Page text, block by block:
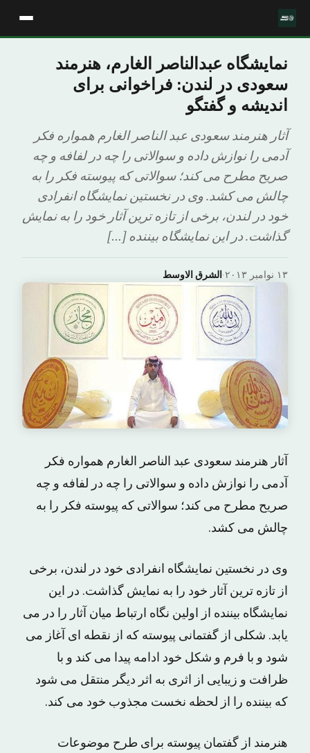
نمایشگاه عبدالناصر الغارم، هنرمند
سعودی در لندن: فراخوانی برای
اندیشه و گفتگو
آثار هنرمند سعودی عبد الناصر الغارم همواره فکر
آدمی را نوازش داده و سوالاتی را چه در لفافه و چه
صریح مطرح می کند؛ سوالاتی که پیوسته فکر را به
چالش می کشد. وی در نخستین نمایشگاه انفرادی
خود در لندن، برخی از تازه ترین آثار خود را به نمایش
گذاشت. در این نمایشگاه بیننده […]
الشرق الاوسط· ۱۳ نوامبر ۲۰۱۳
آثار هنرمند سعودی عبد الناصر الغارم همواره فکر
آدمی را نوازش داده و سوالاتی را چه در لفافه و چه
صریح مطرح می کند؛ سوالاتی که پیوسته فکر را به
چالش می کشد.
وی در نخستین نمایشگاه انفرادی خود در لندن، برخی
از تازه ترین آثار خود را به نمایش گذاشت. در این
نمایشگاه بیننده از اولین نگاه ارتباط میان آثار را در می
یابد. شکلی از گفتمانی پیوسته که از نقطه ای آغاز می
شود و با فرم و شکل خود ادامه پیدا می کند و با
ظرافت و زیبایی از اثری به اثر دیگر منتقل می شود
که بیننده را از لحظه نخست مجذوب خود می کند.
هنرمند از گفتمان پیوسته برای طرح موضوعات